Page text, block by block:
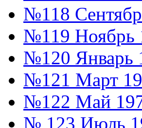
№118
№119 Ноябрь
№120 Январь
№121 Март
№122 Май
№ 123 Июль